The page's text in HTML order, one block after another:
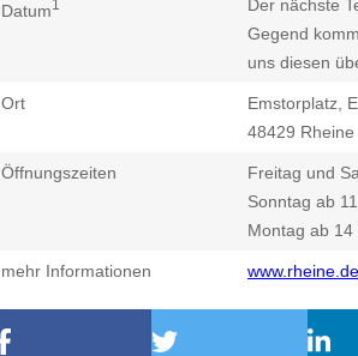
Datum1
Der nächste
Gegend
uns diesen
Ort
Emstorplatz,
48429 Rheine
Öffnungszeiten
Freitag und
Sonntag ab
Montag ab 14
mehr Informationen www.rheine.de